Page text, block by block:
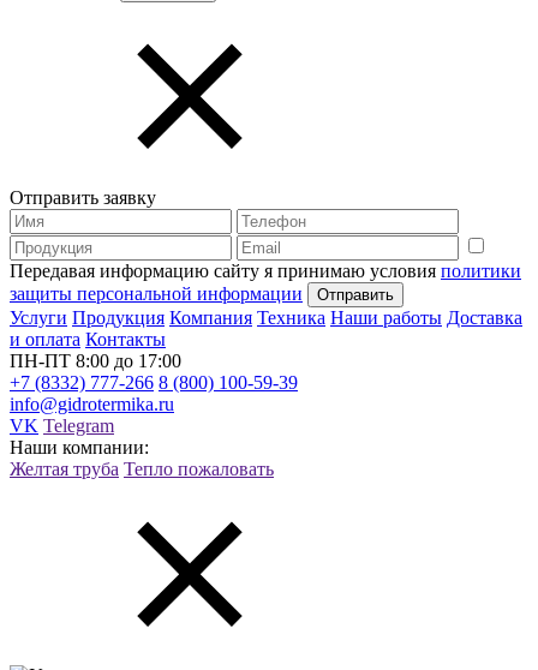
Отправить заявку
Передавая информацию сайту я принимаю условия политики
защиты персональной информации
Услуги Продукция Компания Техника Наши работы Доставка
и оплата Контакты
ПН-ПТ 8:00 до 17:00
+7 (8332) 777-266 8 (800) 100-59-39
info@gidrotermika.ru
VK Telegram
Наши компании:
Желтая труба Тепло пожаловать